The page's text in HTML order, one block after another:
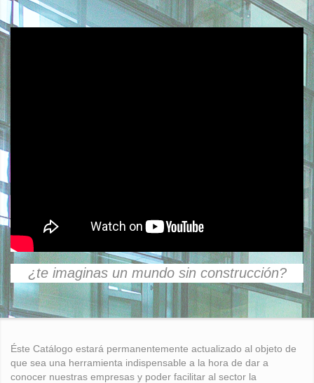
¿te imaginas un mundo sin construcción?
Éste Catálogo estará permanentemente actualizado al objeto de
que sea una herramienta indispensable a la hora de dar a
conocer nuestras empresas y poder facilitar al sector la